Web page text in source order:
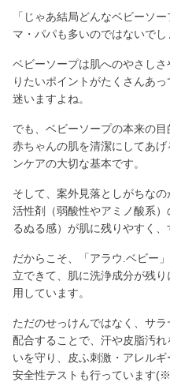
「じゃあ結局どんなベビーソ
マ・パパも多いのではないでし
ベビーソープは肌へのやさし
りたいポイントがたくさんあ
迷いますよね。
でも、ベビーソープの本来の
赤ちゃんの肌を清潔にしてあ
ンケアの大切な基本です。
そして、案外見落としがちな
活性剤（弱酸性やアミノ酸系
るぬる感）が肌に残りやすく、
だからこそ、「アラウ.ベビー
立できて、肌に洗浄成分が残
用しています。
ただのせっけんではなく、サ
配合することで、汗や皮脂汚
いを守り、皮ふ刺激・アレル
安全性テストも行っています